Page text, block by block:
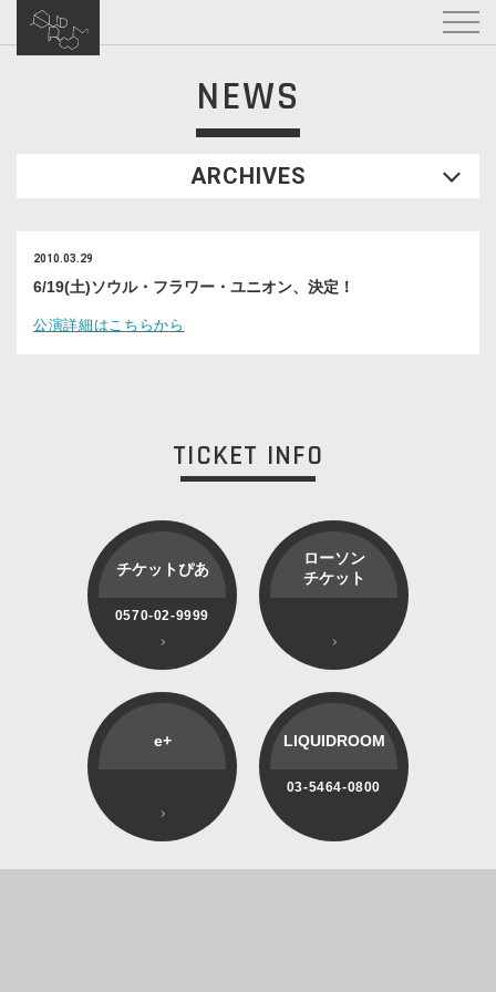
NEWS
ARCHIVES
2010.03.29
6/19(土)ソウル・フラワー・ユニオン、決定！
公演詳細はこちらから
TICKET INFO
チケットぴあ
0570-02-9999
ローソン
チケット
e+ LIQUIDROOM
03-5464-0800